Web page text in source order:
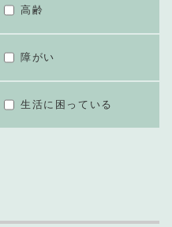
高齢
障がい
生活に困っている